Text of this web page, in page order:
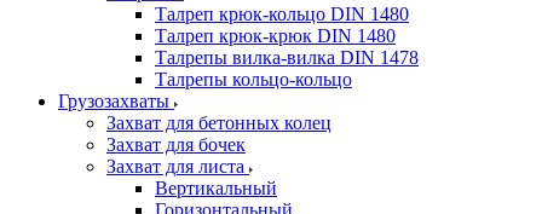
Талреп крюк-кольцо DIN 1480
Талреп крюк-крюк DIN 1480
Талрепы вилка-вилка DIN 1478
Талрепы кольцо-кольцо
Грузозахваты
Захват для бетонных колец
Захват для бочек
Захват для листа
Вертикальный
Горизонтальный